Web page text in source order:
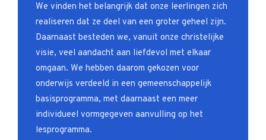
We vinden het belangrijk dat onze leerlingen zich
realiseren dat ze deel van een groter geheel zijn.
Daarnaast besteden we, vanuit onze christelijke
visie, veel aandacht aan liefdevol met elkaar
omgaan. We hebben daarom gekozen voor
onderwijs verdeeld in een gemeenschappelijk
basisprogramma, met daarnaast een meer
individueel vormgegeven aanvulling op het
lesprogramma.